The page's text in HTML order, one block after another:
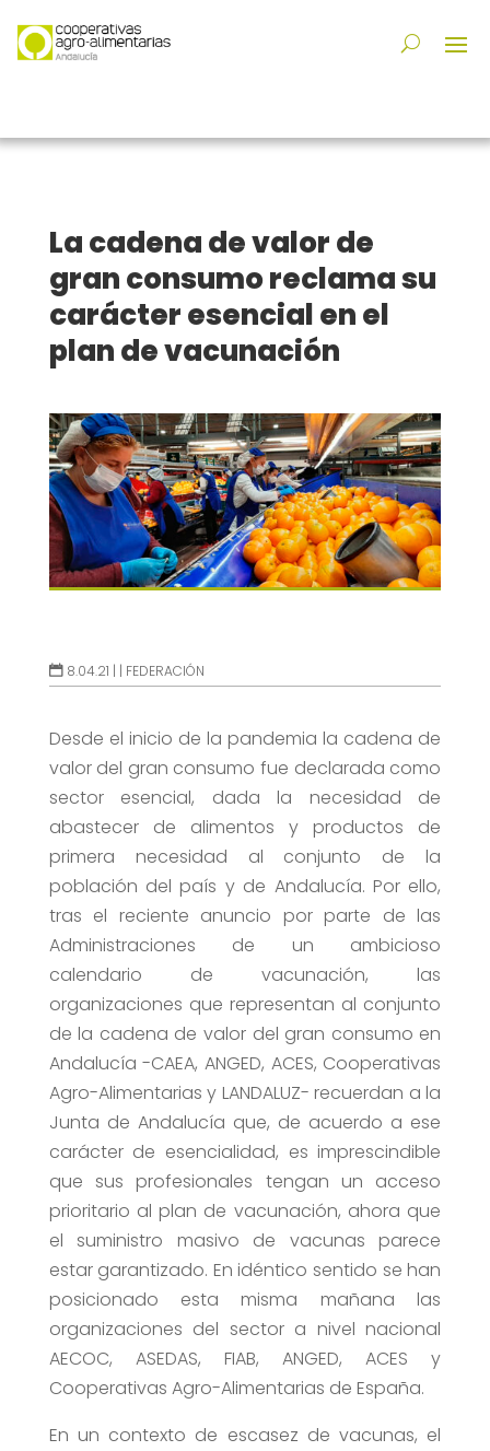
La cadena de valor de
gran consumo reclama su
carácter esencial en el
plan de vacunación
8.04.21 | | FEDERACIÓN
Desde el inicio de la pandemia la cadena de
valor del gran consumo fue declarada como
sector esencial, dada la necesidad de
abastecer de alimentos y productos de
primera necesidad al conjunto de la
población del país y de Andalucía. Por ello,
tras el reciente anuncio por parte de las
Administraciones de un ambicioso
calendario de vacunación, las
organizaciones que representan al conjunto
de la cadena de valor del gran consumo en
Andalucía -CAEA, ANGED, ACES, Cooperativas
Agro-Alimentarias y LANDALUZ- recuerdan a la
Junta de Andalucía que, de acuerdo a ese
carácter de esencialidad, es imprescindible
que sus profesionales tengan un acceso
prioritario al plan de vacunación, ahora que
el suministro masivo de vacunas parece
estar garantizado. En idéntico sentido se han
posicionado esta misma mañana las
organizaciones del sector a nivel nacional
AECOC, ASEDAS, FIAB, ANGED, ACES y
Cooperativas Agro-Alimentarias de España.
En un contexto de escasez de vacunas, el